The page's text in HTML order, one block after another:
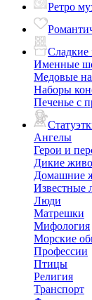
Ретро
Сладкие
Именные
Медовые
Наборы
Печенье с
Ангелы
Герои и
Дикие
Домашние
Известные
Люди
Матрешки
Мифология
Морские
Профессии
Птицы
Религия
Транспорт